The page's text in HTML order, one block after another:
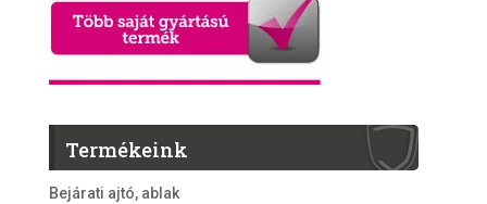
Termékeink
Bejárati ajtó, ablak